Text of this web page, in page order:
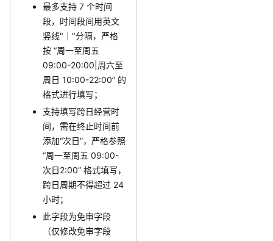
最多支持 7 个时间
段，时间段间用英文
竖线"｜"分隔，严格
按 “周一至周五
09:00-20:00|周六至
周日 10:00-22:00” 的
格式进行填写；
支持填写跨日经营时
间，需在终止时间前
添加“次日”，严格参照
“周一至周五 09:00-
次日2:00” 格式填写，
跨日周期不得超过 24
小时；
此字段为免审字段
（仅修改免审字段